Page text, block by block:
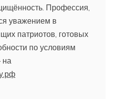
Профессия,
уважением в
патриотов, готовых
по условиям
на